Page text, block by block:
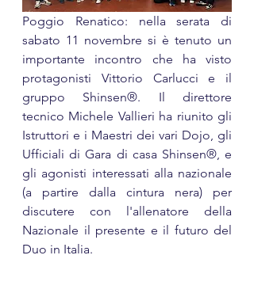
Poggio Renatico: nella serata di
sabato 11 novembre si è tenuto un
importante incontro che ha visto
protagonisti Vittorio Carlucci e il
gruppo Shinsen®. Il direttore
tecnico Michele Vallieri ha riunito gli
Istruttori e i Maestri dei vari Dojo, gli
Ufficiali di Gara di casa Shinsen®, e
gli agonisti interessati alla nazionale
(a partire dalla cintura nera) per
discutere con l'allenatore della
Nazionale il presente e il futuro del
Duo in Italia.